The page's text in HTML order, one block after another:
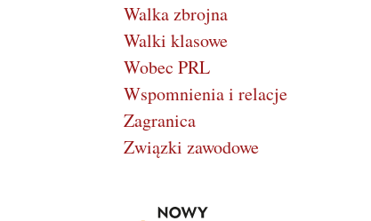
Walka zbrojna
Walki klasowe
Wobec PRL
Wspomnienia i relacje
Zagranica
Związki zawodowe